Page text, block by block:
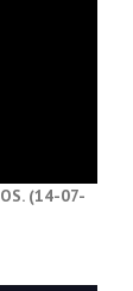
(14-07-